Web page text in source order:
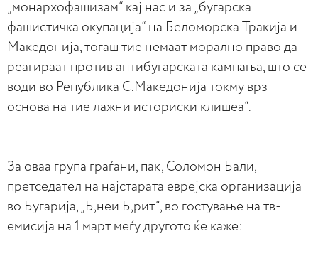
„монархофашизам“ кај нас и за „бугарска
фашистичка окупација“ на Беломорска Тракија и
Македонија, тогаш тие немаат морално право да
реагираат против антибугарската кампања, што се
води во Република С.Македонија токму врз
основа на тие лажни историски клишеа“.
За оваа група граѓани, пак, Соломон Бали,
претседател на најстарата еврејска организација
во Бугарија, „Б,неи Б,рит“, во гостување на тв-
емисија на 1 март меѓу другото ќе каже: